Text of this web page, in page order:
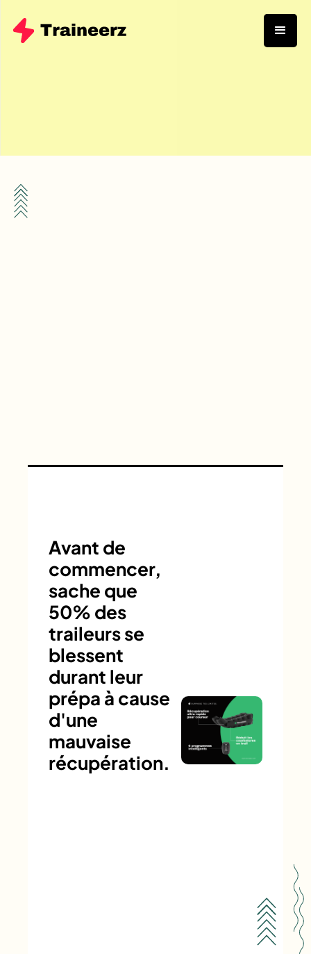
Avant de
commencer,
sache que
50% des
traileurs se
blessent
durant leur
prépa à cause
d'une
mauvaise
récupération.